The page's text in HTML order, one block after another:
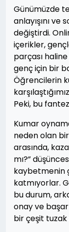
Günümüzde
anlayışını
değiştirdi.
içerikler,
parçası
genç için bir
Öğrencilerin
Peki, bu
Kumar
neden olan
arasında,
mı?”
kaybetmenin
katmıyorlar.
bu durum,
onay ve
bir çeşit